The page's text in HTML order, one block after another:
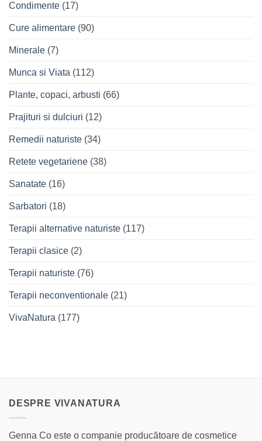
Condimente (17)
Cure alimentare (90)
Minerale (7)
Munca si Viata (112)
Plante, copaci, arbusti (66)
Prajituri si dulciuri (12)
Remedii naturiste (34)
Retete vegetariene (38)
Sanatate (16)
Sarbatori (18)
Terapii alternative naturiste (117)
Terapii clasice (2)
Terapii naturiste (76)
Terapii neconventionale (21)
VivaNatura (177)
DESPRE VIVANATURA
Genna Co este o companie producătoare de cosmetice